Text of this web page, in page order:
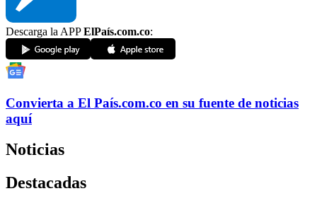
Descarga la APPElPaís.com.co:
Convierta a El País.com.co en su fuente de noticias
aquí
Noticias
Destacadas